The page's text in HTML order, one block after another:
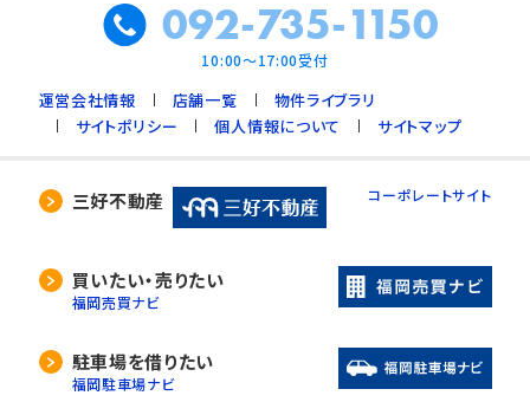
092-735-1150
10:00～17:00受付
運営会社情報 店舗一覧
物件ライブラリ
サイトポリシー
個人情報について サイトマップ
三好不動産 コーポレートサイト
買いたい・売りたい
福岡売買ナビ
駐車場を借りたい
福岡駐車場ナビ